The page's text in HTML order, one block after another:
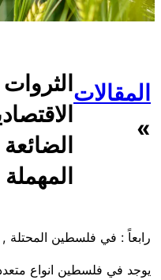
المقالات
»
الضائعة
المهملة :
رابعاً : في فلسطين المحتلة
يوجد في فلسطين انواع